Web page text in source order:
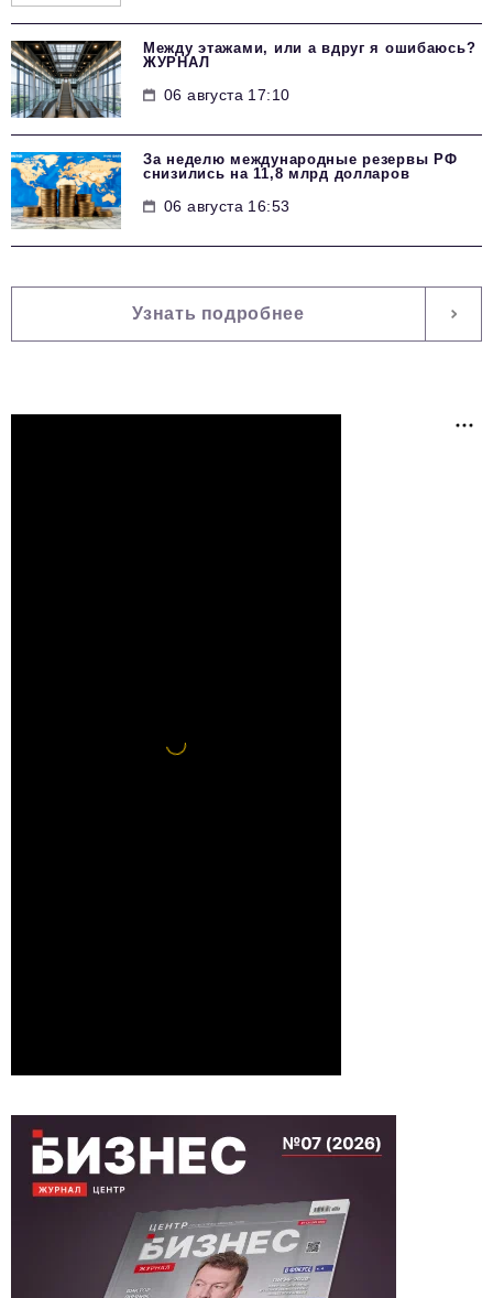
Между этажами, или а вдруг я ошибаюсь?
ЖУРНАЛ
06 августа 17:10
За неделю международные резервы РФ
снизились на 11,8 млрд долларов
06 августа 16:53
Узнать подробнее